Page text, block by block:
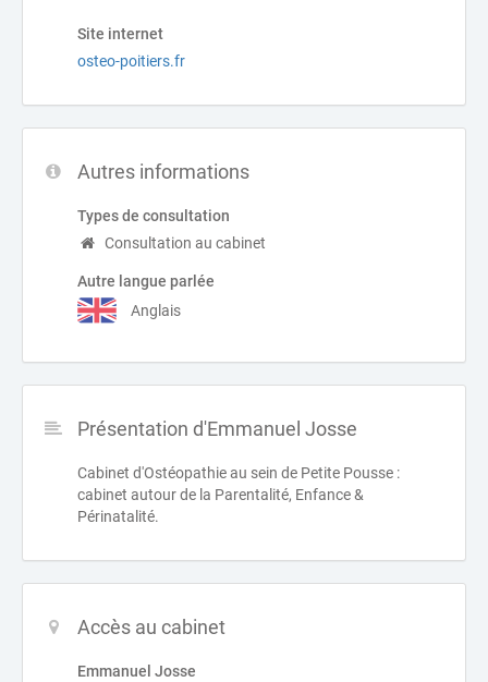
Site internet
osteo-poitiers.fr
Autres informations
Types de consultation
Consultation au cabinet
Autre langue parlée
Anglais
Présentation d'Emmanuel Josse
Cabinet d'Ostéopathie au sein de Petite Pousse :
cabinet autour de la Parentalité, Enfance &
Périnatalité.
Accès au cabinet
Emmanuel Josse